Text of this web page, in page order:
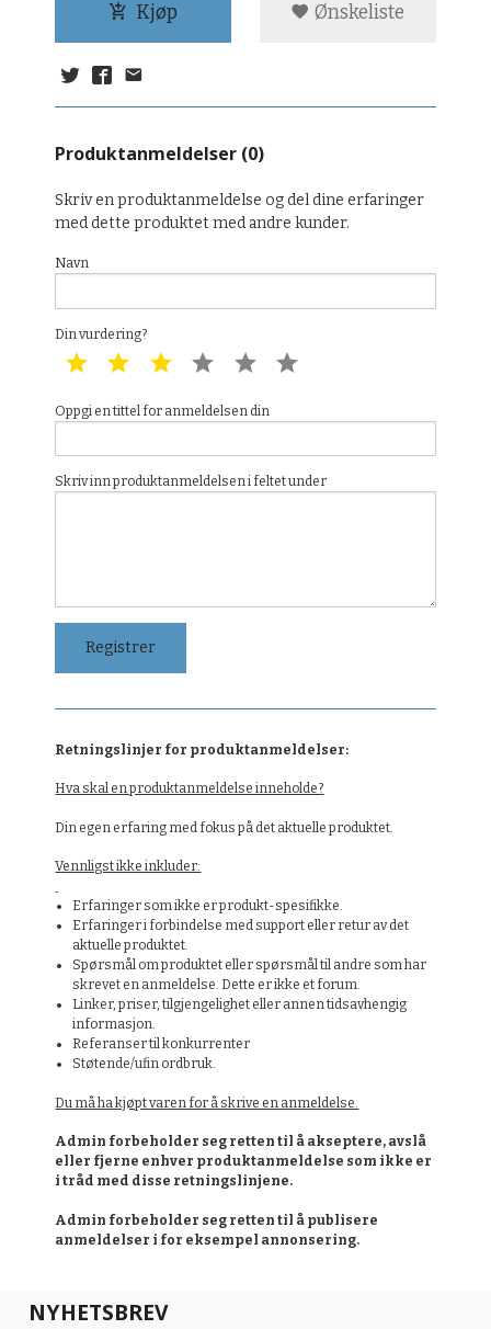
Kjøp Ønskeliste
Produktanmeldelser (0)
Skriv en produktanmeldelse og del dine erfaringer
med dette produktet med andre kunder.
Navn
Din vurdering?
1 star 2 star 3 star 4 star 5 star
Oppgi en tittel for anmeldelsen din
Skriv inn produktanmeldelsen i feltet under
Retningslinjer for produktanmeldelser:
Hva skal en produktanmeldelse inneholde?
Din egen erfaring med fokus på det aktuelle produktet.
Vennligst ikke inkluder:
Erfaringer som ikke er produkt-spesifikke.
Erfaringer i forbindelse med support eller retur av det
aktuelle produktet.
Spørsmål om produktet eller spørsmål til andre som har
skrevet en anmeldelse. Dette er ikke et forum.
Linker, priser, tilgjengelighet eller annen tidsavhengig
informasjon.
Referanser til konkurrenter
Støtende/ufin ordbruk.
Du må ha kjøpt varen for å skrive en anmeldelse.
Admin forbeholder seg retten til å akseptere, avslå
eller fjerne enhver produktanmeldelse som ikke er
i tråd med disse retningslinjene.
Admin forbeholder seg retten til å publisere
anmeldelser i for eksempel annonsering.
NYHETSBREV